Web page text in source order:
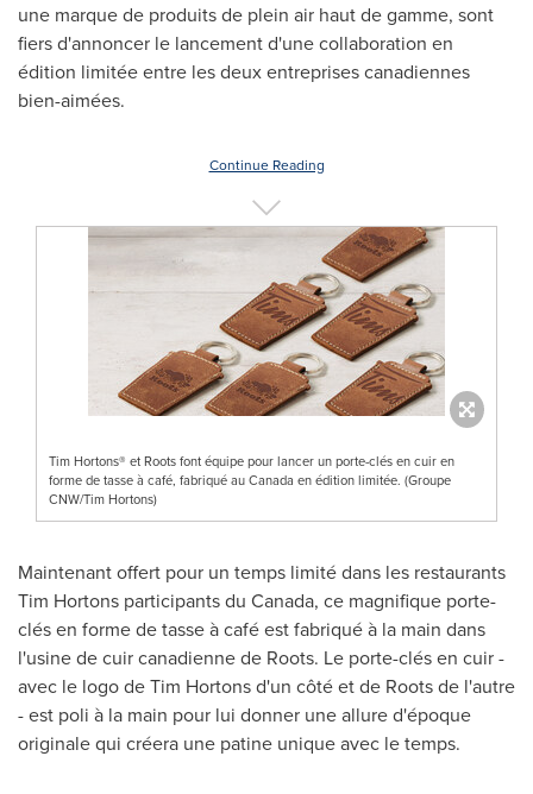
une marque de produits de plein air haut de gamme, sont
fiers d'annoncer le lancement d'une collaboration en
édition limitée entre les deux entreprises canadiennes
bien-aimées.
Continue Reading
Tim Hortons® et Roots font équipe pour lancer un porte-clés en cuir en
forme de tasse à café, fabriqué au Canada en édition limitée. (Groupe
CNW/Tim Hortons)
Maintenant offert pour un temps limité dans les restaurants
Tim Hortons participants du Canada, ce magnifique porte-
clés en forme de tasse à café est fabriqué à la main dans
l'usine de cuir canadienne de Roots. Le porte-clés en cuir -
avec le logo de Tim Hortons d'un côté et de Roots de l'autre
- est poli à la main pour lui donner une allure d'époque
originale qui créera une patine unique avec le temps.